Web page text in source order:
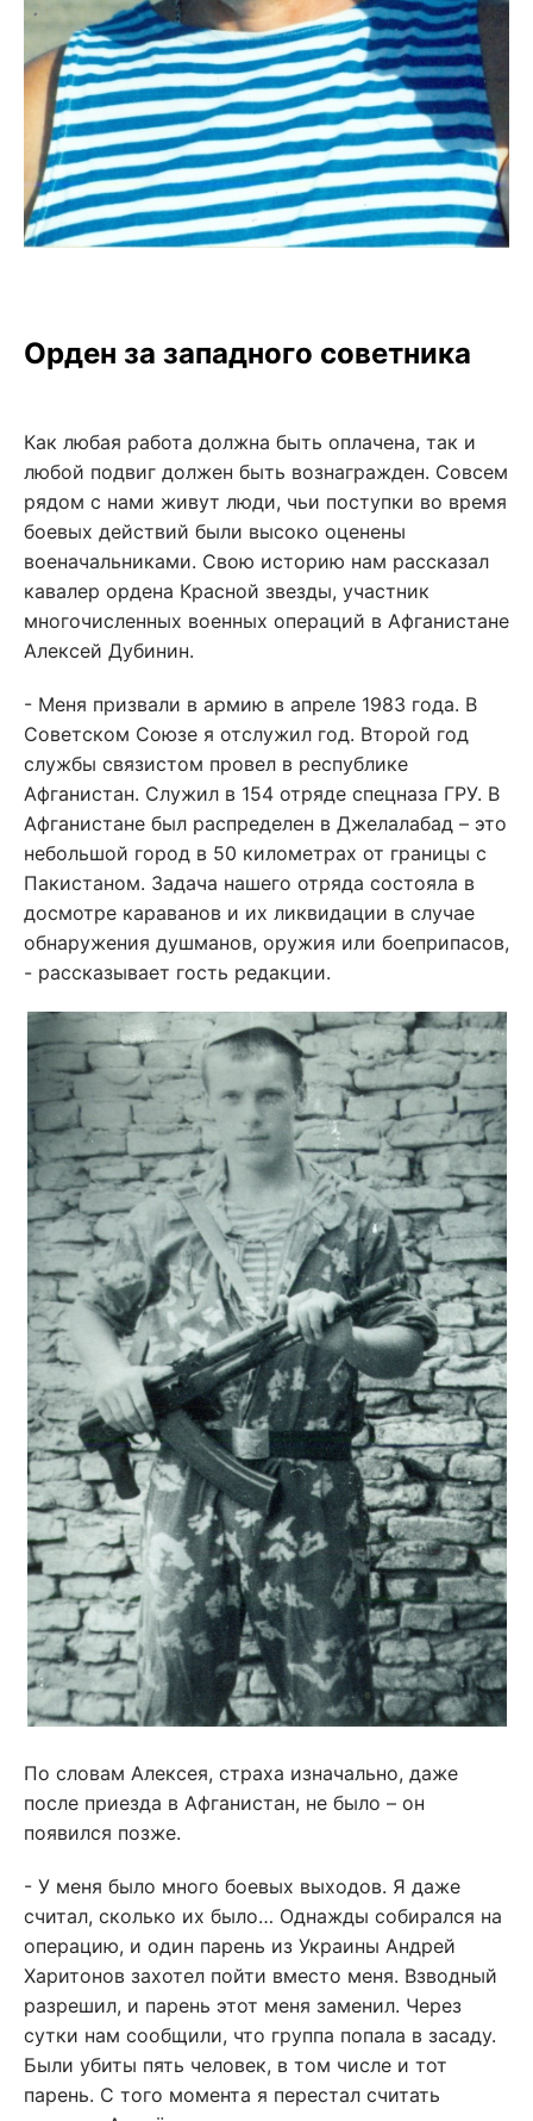
Орден за западного советника
Как любая работа должна быть оплачена, так и
любой подвиг должен быть вознагражден. Совсем
рядом с нами живут люди, чьи поступки во время
боевых действий были высоко оценены
военачальниками. Свою историю нам рассказал
кавалер ордена Красной звезды, участник
многочисленных военных операций в Афганистане
Алексей Дубинин.
- Меня призвали в армию в апреле 1983 года. В
Советском Союзе я отслужил год. Второй год
службы связистом провел в республике
Афганистан. Служил в 154 отряде спецназа ГРУ. В
Афганистане был распределен в Джелалабад – это
небольшой город в 50 километрах от границы с
Пакистаном. Задача нашего отряда состояла в
досмотре караванов и их ликвидации в случае
обнаружения душманов, оружия или боеприпасов,
- рассказывает гость редакции.
По словам Алексея, страха изначально, даже
после приезда в Афганистан, не было – он
появился позже.
- У меня было много боевых выходов. Я даже
считал, сколько их было… Однажды собирался на
операцию, и один парень из Украины Андрей
Харитонов захотел пойти вместо меня. Взводный
разрешил, и парень этот меня заменил. Через
сутки нам сообщили, что группа попала в засаду.
Были убиты пять человек, в том числе и тот
парень. С того момента я перестал считать